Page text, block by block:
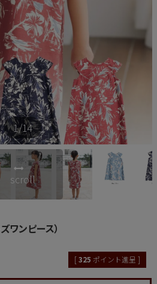
1/14
scroll
ワンピース）
[325 ポイント進呈 ]